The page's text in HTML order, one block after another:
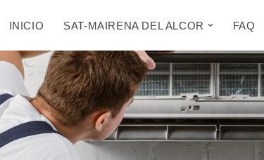
INICIO SAT-MAIRENA DEL ALCOR FAQ